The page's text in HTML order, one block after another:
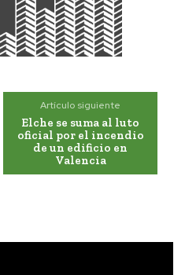
Artículo siguiente
Elche se suma al luto
oficial por el incendio
de un edificio en
Valencia